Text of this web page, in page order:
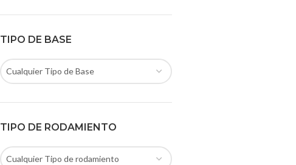
TIPO DE BASE
Cualquier Tipo de Base
TIPO DE RODAMIENTO
Cualquier Tipo de rodamiento